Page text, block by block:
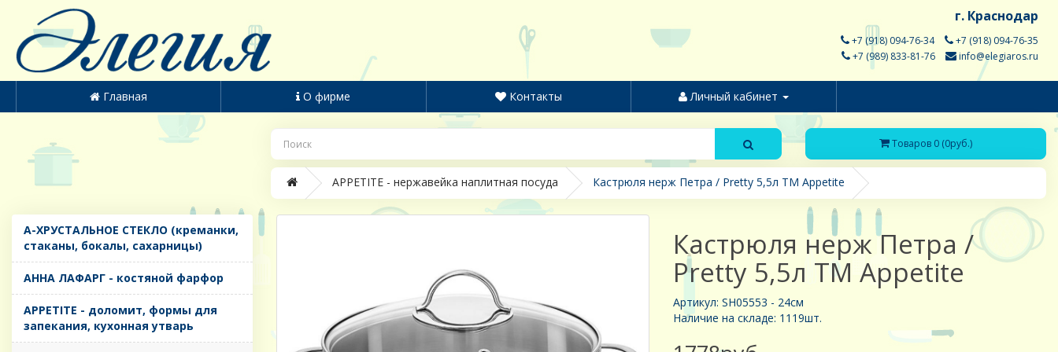
г. Краснодар
+7 (918) 094-76-34
+7 (918) 094-76-35
+7 (989) 833-81-76
info@elegiaros.ru
Главная О фирме Контакты Личный кабинет
Товаров 0 (0руб.)
APPETITE - нержавейка наплитная посуда Кастрюля нерж Петра / Pretty 5,5л ТМ Appetite
A-ХРУСТАЛЬНОЕ СТЕКЛО (креманки,
стаканы, бокалы, сахарницы)
AHHA ЛАФАРГ - костяной фарфор
APPETITE - доломит, формы для
запекания, кухонная утварь
Кастрюля нерж Петра /
Pretty 5,5л ТМ Appetite
Артикул: SH05553 - 24см
Наличие на складе: 1119шт.